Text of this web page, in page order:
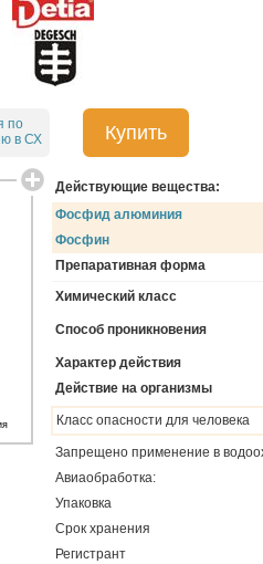
по
в СХ
Купить
Действующие вещества:
Фосфид алюминия
Фосфин
Препаративная форма
Химический класс
Способ проникновения
Характер действия
Действие на организмы
Класс опасности для человека
Запрещено применение в
Авиаобработка:
Упаковка
Срок хранения
Регистрант